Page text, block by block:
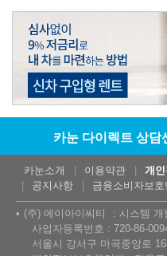
카눈 다이렉트 상담
카눈소개 이용약관 개인
공지사항
금융소비자보
(주) 에이아이씨티 시스템 개
사업자등록번호 : 720-86-
서울시 강서구 마곡중앙로